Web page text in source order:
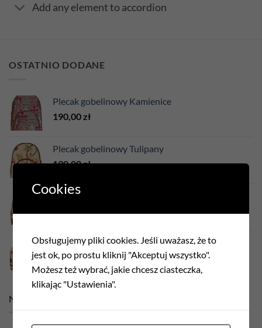
Add any element to accordion
OSTATNIO DODANE
Plecak gobelinowy Kamienice
190,00 zł
Plecak gobelinowy Tulipany
190,00zł
Plecak gobelinowy Filemon ecru
Torba gobelinowa Jamniki
190,00zł
NAJLEPSZA SPRZEDAŻ
Cookies
Obsługujemy pliki cookies. Jeśli uważasz, że to
jest ok, po prostu kliknij "Akceptuj wszystko".
Możesz też wybrać, jakie chcesz ciasteczka,
klikając "Ustawienia".